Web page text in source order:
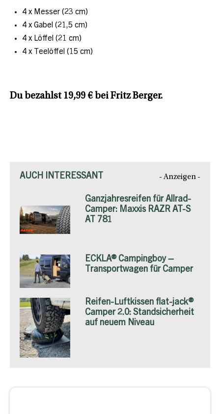
4 x Messer (23 cm)
4 x Gabel (21,5 cm)
4 x Löffel (21 cm)
4 x Teelöffel (15 cm)
Du bezahlst 19,99 € bei Fritz Berger.
AUCH INTERESSANT - Anzeigen -
Ganzjahresreifen für Allrad-
Camper: Maxxis RAZR AT-S
AT 781
ECKLA® Campingboy –
Transportwagen für Camper
Reifen-Luftkissen flat-jack®
Camper 2.0: Standsicherheit
auf neuem Niveau